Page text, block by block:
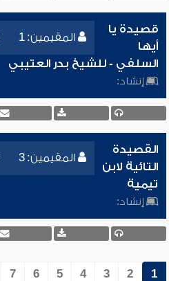
المقيمين: 1
قصيدة يا
أيها
السلفي - للشيخ بدر العتيبي
إنشاد:
المقيمين: 3
القصيدة
التائية لابن
تيمية
إنشاد:
1
2
3
4
5
6
7